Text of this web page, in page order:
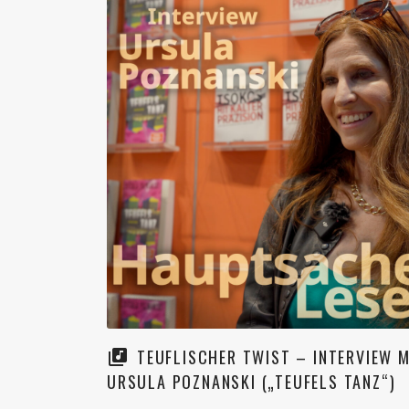
TEUFLISCHER TWIST – INTERVIEW
URSULA POZNANSKI („TEUFELS TANZ“)